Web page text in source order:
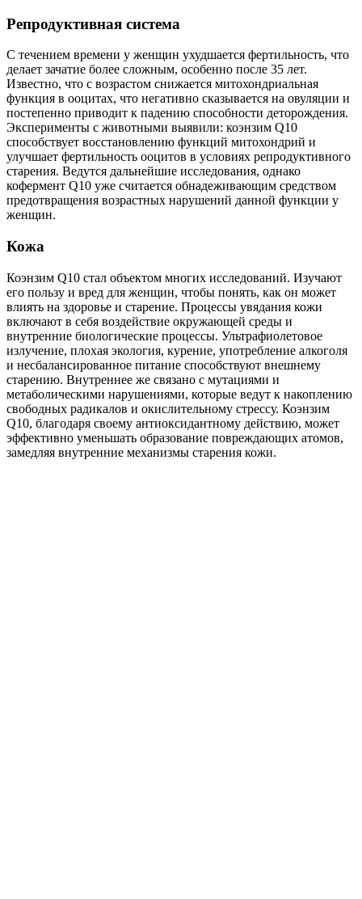
Репродуктивная система
С течением времени у женщин ухудшается фертильность, что
делает зачатие более сложным, особенно после 35 лет.
Известно, что с возрастом снижается митохондриальная
функция в ооцитах, что негативно сказывается на овуляции и
постепенно приводит к падению способности деторождения.
Эксперименты с животными выявили: коэнзим Q10
способствует восстановлению функций митохондрий и
улучшает фертильность ооцитов в условиях репродуктивного
старения. Ведутся дальнейшие исследования, однако
кофермент Q10 уже считается обнадеживающим средством
предотвращения возрастных нарушений данной функции у
женщин.
Кожа
Коэнзим Q10 стал объектом многих исследований. Изучают
его пользу и вред для женщин, чтобы понять, как он может
влиять на здоровье и старение. Процессы увядания кожи
включают в себя воздействие окружающей среды и
внутренние биологические процессы. Ультрафиолетовое
излучение, плохая экология, курение, употребление алкоголя
и несбалансированное питание способствуют внешнему
старению. Внутреннее же связано с мутациями и
метаболическими нарушениями, которые ведут к накоплению
свободных радикалов и окислительному стрессу. Коэнзим
Q10, благодаря своему антиоксидантному действию, может
эффективно уменьшать образование повреждающих атомов,
замедляя внутренние механизмы старения кожи.